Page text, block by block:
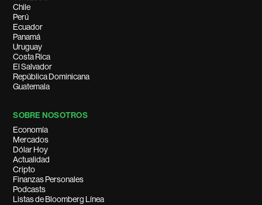
Chile
Perú
Ecuador
Panamá
Uruguay
Costa Rica
El Salvador
República Dominicana
Guatemala
SOBRE NOSOTROS
Economía
Mercados
Dólar Hoy
Actualidad
Cripto
Finanzas Personales
Podcasts
Listas de Bloomberg Línea